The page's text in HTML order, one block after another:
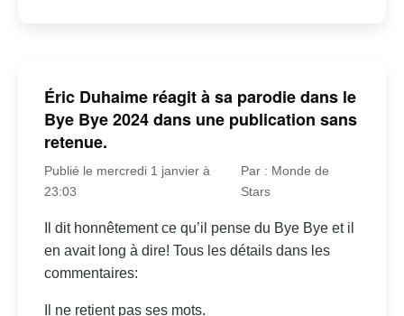
Éric Duhaime réagit à sa parodie dans le
Bye Bye 2024 dans une publication sans
retenue.
Publié le mercredi 1 janvier à
23:03
Par : Monde de
Stars
Il dit honnêtement ce qu’il pense du Bye Bye et il
en avait long à dire! Tous les détails dans les
commentaires:
Il ne retient pas ses mots.